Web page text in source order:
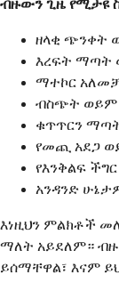
ብዙውን ጊዜ የሚታዩ
ዘላቂ ጭንቀት
እረፍት ማጣት
ማተኮር
ብስጭት ወይም
ቁጥጥርን
የመጪ አደጋ
የእንቅልፍ
አንዳንድ
እነዚህን ምልክቶች
ማለት አይደለም።
ይሰማቸዋል፣ እናም